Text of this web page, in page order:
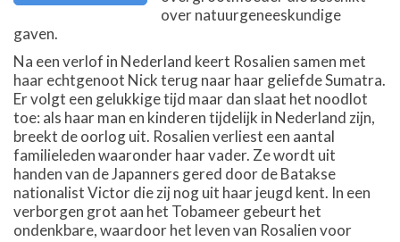
over natuurgeneeskundige
gaven.
Na een verlof in Nederland keert Rosalien samen met
haar echtgenoot Nick terug naar haar geliefde Sumatra.
Er volgt een gelukkige tijd maar dan slaat het noodlot
toe: als haar man en kinderen tijdelijk in Nederland zijn,
breekt de oorlog uit. Rosalien verliest een aantal
familieleden waaronder haar vader. Ze wordt uit
handen van de Japanners gered door de Batakse
nationalist Victor die zij nog uit haar jeugd kent. In een
verborgen grot aan het Tobameer gebeurt het
ondenkbare, waardoor het leven van Rosalien voor